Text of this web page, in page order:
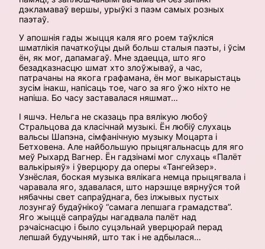
дэкламаваў вершы, урыўкі з паэм самых розных
паэтаў.
У апошнія гады жыцця каля яго роем таўкліся
шматлікія пачаткоўцы дый больш сталыя паэты, і ўсім
ён, як мог, дапамагаў. Мне здаецца, што яго
безадказнасцю шмат хто злоўжываў, а час,
патрачаны на якога графамана, ён мог выкарыстаць
зусім інакш, напісаць тое, чаго за яго ўжо ніхто не
напіша. Бо часу заставалася няшмат…
І яшчэ. Нельга не сказаць пра вялікую любоў
Стральцова да класічнай музыкі. Ён любіў слухаць
вальсы Шапэна, сімфанічную музыку Моцарта і
Бетховена. Але найбольшую прыцягальнасць для яго
меў Рыхард Вагнер. Ён гадзінамі мог слухаць «Палёт
валькірыяў» і ўверцюру да оперы «Тангейзер».
Узнёслая, боская музыка вялікага немца прыцягвала і
чаравала яго, здавалася, што нарэшце вярнуўся той
нябачны свет сапраўднага, без ілжывых пустых
лозунгаў будаўнікоў “самага лепшага грамадства”.
Яго жыццё сапраўды нагадвала палёт над
рэчаіснасцю і было суцэльнай уверцюрай перад
лепшай будучыняй, што так і не адбылася…